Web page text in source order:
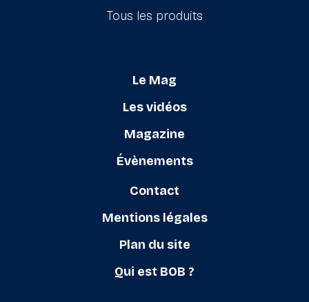
Tous les produits
Le Mag
Les vidéos
Magazine
Évènements
Contact
Mentions légales
Plan du site
Qui est BOB ?